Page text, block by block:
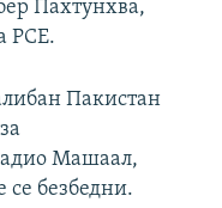
Пахтунхва,
РСЕ.
Пакистан
Машаал,
се безбедни.